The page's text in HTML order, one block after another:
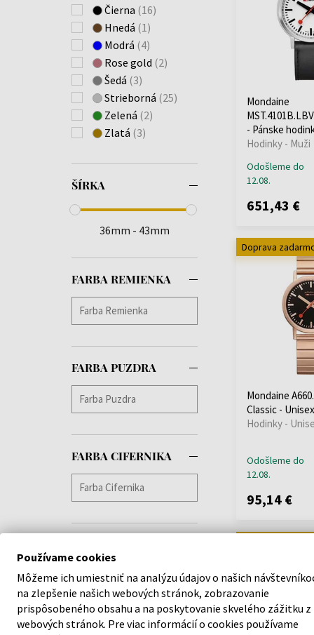
ETT Eco Tech Time
(+47)
Festina(+548)
Forever (+3)
Fossil(+3)
Gant(+39)
Garett(+1)
Garmin (+7)
Hammer(+1)
Huawei
Jacques Lemans
JDM Military(+1)
Jowissa(+7)
Louis XVI(+58)
Luminox(+2)
Maserati
Michael Kors(+80)
Mondaine
Morellato(+7)
Nordgreen(+2)
OPS!SMART
Orient (+110)
Oris(+4)
Paul Rich
(+51)
Čierna (16)
Hnedá (1)
Modrá (4)
Rose gold (2)
Šedá (3)
Strieborná (25)
Zelená (2)
Zlatá (3)
ŠÍRKA
36mm - 43mm
FARBA REMIENKA
FARBA PUZDRA
FARBA CIFERNIKA
Mondaine
- Pánske
Hodinky - Muži
Odošleme do
12.08.
651,43 €
Doprava
Mondaine
Classic -
Hodinky -
Odošleme do
12.08.
95,14 €
Používame cookies
Môžeme ich umiestniť na analýzu údajov o našich
na zlepšenie našich webových stránok, zobrazovanie
prispôsobeného obsahu a na poskytovanie skvelého zážitku z
webových stránok. Pre viac informácií o cookies používame